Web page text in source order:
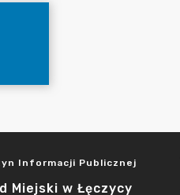
Informacji Publicznej
Miejski w Łęczycy